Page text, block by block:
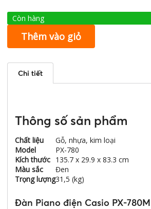
Còn hàng
Thêm vào giỏ
Chi tiết
Thông số sản phẩm
Chất liệu
Gỗ, nhựa, kim loại
Model
PX-780
Kích thước 135.7 x 29.9 x 83.3 cm
Màu sắc
Đen
Trọng lượng31,5 (kg)
Đàn Piano điện Casio PX-780M